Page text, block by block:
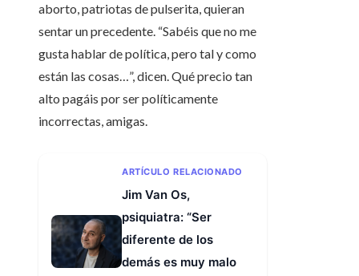
aborto, patriotas de pulserita, quieran
sentar un precedente. “Sabéis que no me
gusta hablar de política, pero tal y como
están las cosas…”, dicen. Qué precio tan
alto pagáis por ser políticamente
incorrectas, amigas.
ARTÍCULO RELACIONADO
Jim Van Os,
psiquiatra: “Ser
diferente de los
demás es muy malo